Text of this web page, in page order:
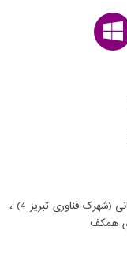
دفتر مرکزی : تبریز - شهرک صنعتی سردار قاسم سلیمانی (شهرک فناوری تبریز 4) ،